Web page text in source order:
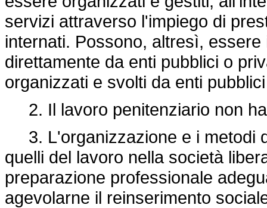
servizi attraverso l'impiego di
internati. Possono, altresì,
direttamente da enti pubblici o
organizzati e svolti da enti
2. Il lavoro penitenziario non
3. L'organizzazione e i metodi
quelli del lavoro nella società
preparazione professionale
agevolarne il reinserimento